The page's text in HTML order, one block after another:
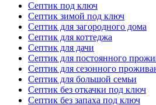
Септик под ключ
Септик зимой под ключ
Септик для загородного дома
Септик для коттеджа
Септик для дачи
Септик для постоянного
Септик для сезонного
Септик для большой семьи
Септик без откачки под ключ
Септик без запаха под ключ